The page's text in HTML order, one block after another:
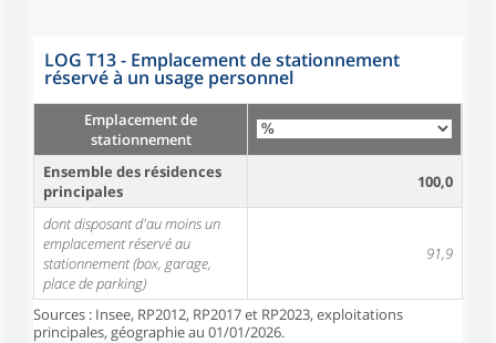
LOG T13 - Emplacement de stationnement
réservé à un usage personnel
Emplacement de
stationnement
Ensemble des résidences
principales
100,0
dont disposant d'au moins un
emplacement réservé au
stationnement (box, garage,
place de parking)
91,9
Sources : Insee, RP2012, RP2017 et RP2023, exploitations
principales, géographie au 01/01/2026.